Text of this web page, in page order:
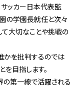
サッカー日本代表監
の学園長就任と次々
て大切なことや挑戦の
かを批判するのでは
を目指します。
の第一線で活躍される